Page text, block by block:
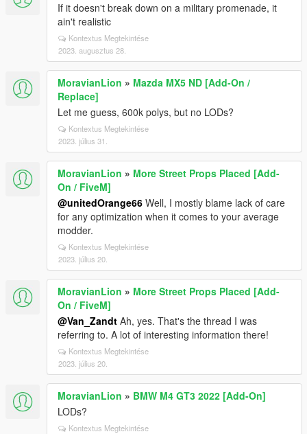
If it doesn't break down on a military promenade, it
ain't realistic
Kontextus Megtekintése
2023. augusztus 28.
MoravianLion » Mazda MX5 ND [Add-On /
Replace]
Let me guess, 600k polys, but no LODs?
Kontextus Megtekintése
2023. július 31.
MoravianLion » More Street Props Placed [Add-
On / FiveM]
@unitedOrange66 Well, I mostly blame lack of care
for any optimization when it comes to your average
modder.
Kontextus Megtekintése
2023. július 20.
MoravianLion » More Street Props Placed [Add-
On / FiveM]
@Van_Zandt Ah, yes. That's the thread I was
referring to. A lot of interesting information there!
Kontextus Megtekintése
2023. július 20.
MoravianLion » BMW M4 GT3 2022 [Add-On]
LODs?
Kontextus Megtekintése